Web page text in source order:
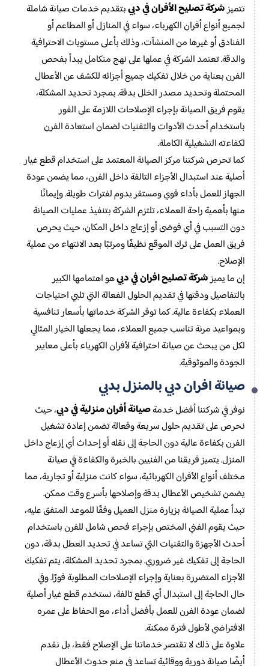
تتميزشركة تصليح الأفران في دبيبتقديم خدمات صيانة شاملة
لجميع أنواع أفران الكهرباء، سواء في المنازل أو المطاعم أو
الفنادق أو غيرها من المنشآت، وذلك بأعلى مستويات الاحترافية
والدقة. تعتمد الشركة في عملها على نهج متكامل يبدأ بفحص
الفرن بعناية من خلال تفكيك جميع أجزائه للكشف عن الأعطال
المحتملة وتحديد مصدر الخلل بدقة. بمجرد تحديد المشكلة،
يقوم فريق الصيانة بإجراء الإصلاحات اللازمة على الفور
باستخدام أحدث الأدوات والتقنيات لضمان استعادة الفرن
لكفاءته التشغيلية الكاملة.
كما تحرص شركتنا مركز الصيانة المعتمد على استخدام قطع غيار
أصلية عند استبدال الأجزاء التالفة داخل الفرن، مما يضمن عودة
الجهاز للعمل بأداء قوي ومستقر يدوم لفترات طويلة. وإيمانًا
منها بأهمية راحة العملاء، تلتزم الشركة بتنفيذ عمليات الصيانة
دون التسبب في أي فوضى أو إزعاج داخل المكان، حيث يحرص
فريق العمل على ترك الموقع نظيفًا ومرتبًا بعد الانتهاء من عملية
الإصلاح.
إن ما يميزشركة تصليح افران في دبيهو اهتمامها الكبير
بالتفاصيل ودقتها في تقديم الحلول الفعالة التي تلبي احتياجات
العملاء بكفاءة عالية. كما توفر الشركة خدماتها بأسعار تنافسية
وبمواعيد مرنة تناسب جميع العملاء، مما يجعلها الخيار المثالي
لكل من يبحث عن صيانة احترافية لأفران الكهرباء بأعلى معايير
الجودة والموثوقية.
صيانة افران دبي بالمنزل بدبي
نوفر في شركتنا أفضل خدمةصيانة أفران منزلية في دبي، حيث
نحرص على تقديم حلول سريعة وفعالة تضمن إعادة تشغيل
الفرن بكفاءة عالية دون الحاجة إلى نقله أو إحداث أي إزعاج داخل
المنزل. يتميز فريقنا من الفنيين بالخبرة والكفاءة في صيانة
مختلف أنواع الأفران الكهربائية، سواء كانت منزلية أو تجارية، مما
يضمن تشخيص الأعطال بدقة وإصلاحها بأسرع وقت ممكن.
تبدأ عملية الصيانة بزيارة منزل العميل وفقًا للموعد المتفق عليه،
حيث يقوم الفني المختص بإجراء فحص شامل للفرن باستخدام
أحدث الأجهزة والتقنيات التي تساعد في تحديد العطل بدقة، دون
الحاجة إلى تفكيك غير ضروري. بمجرد تحديد المشكلة، يتم تفكيك
الأجزاء المتضررة بعناية وإجراء الإصلاحات المطلوبة فورًا. وفي
حال الحاجة إلى استبدال أي قطع تالفة، نستخدم قطع غيار أصلية
لضمان عودة الفرن للعمل بأفضل أداء، مع الحفاظ على عمره
الافتراضي لأطول فترة ممكنة.
علاوة على ذلك لا تقتصر خدماتنا على الإصلاح فقط، بل نقدم
أيضًا صيانة دورية ووقائية تساعد في منع حدوث الأعطال